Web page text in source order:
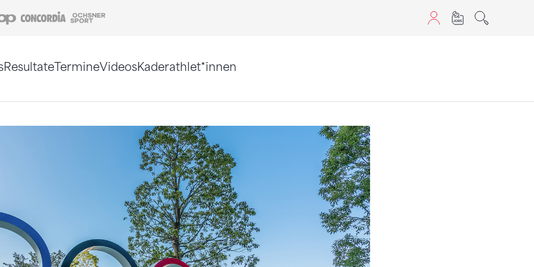
Coop Concordia
ResultateTermineVideosKaderathlet*innen